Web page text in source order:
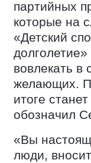
партийных
которые на
«Детский
вовлекать в
желающих.
итоге
обозначил
«Вы
люди,